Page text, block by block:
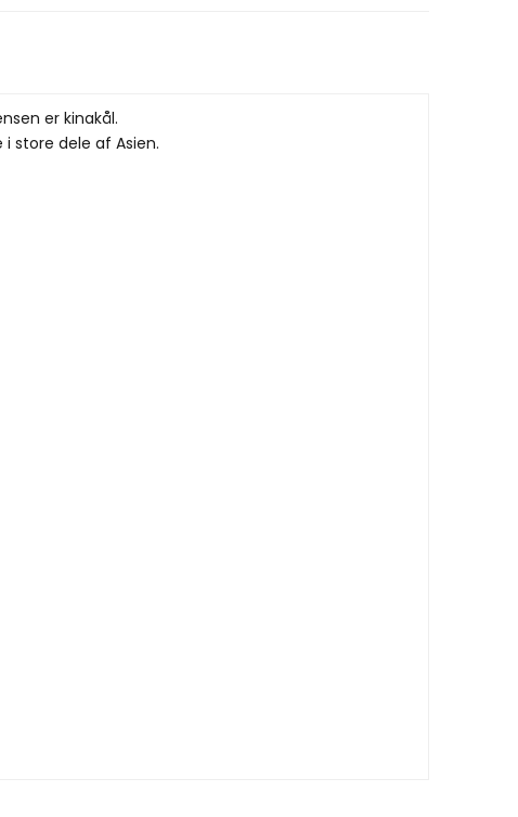
er kinakål.
store dele af Asien.